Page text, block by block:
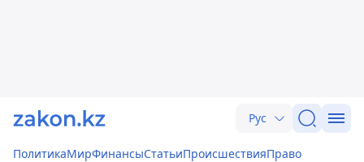
Рус
ПолитикаМирФинансыСтатьиПроисшествияПраво